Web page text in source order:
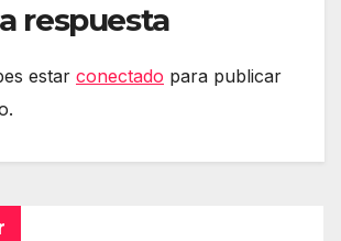
respuesta
estar conectado para publicar